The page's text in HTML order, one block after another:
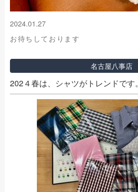
2024.01.27
お待ちしております
名古屋八事店
202４春は、シャツがトレンドです。